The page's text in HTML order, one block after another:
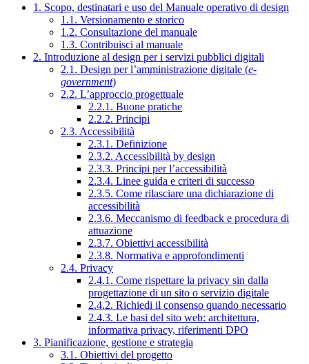
1. Scopo, destinatari e uso del Manuale operativo di design
1.1. Versionamento e storico
1.2. Consultazione del manuale
1.3. Contribuisci al manuale
2. Introduzione al design per i servizi pubblici digitali
2.1. Design per l’amministrazione digitale (e-
government)
2.2. L’approccio progettuale
2.2.1. Buone pratiche
2.2.2. Principi
2.3. Accessibilità
2.3.1. Definizione
2.3.2. Accessibilità by design
2.3.3. Principi per l’accessibilità
2.3.4. Linee guida e criteri di successo
2.3.5. Come rilasciare una dichiarazione di
accessibilità
2.3.6. Meccanismo di feedback e procedura di
attuazione
2.3.7. Obiettivi accessibilità
2.3.8. Normativa e approfondimenti
2.4. Privacy
2.4.1. Come rispettare la privacy sin dalla
progettazione di un sito o servizio digitale
2.4.2. Richiedi il consenso quando necessario
2.4.3. Le basi del sito web: architettura,
informativa privacy, riferimenti DPO
3. Pianificazione, gestione e strategia
3.1. Obiettivi del progetto